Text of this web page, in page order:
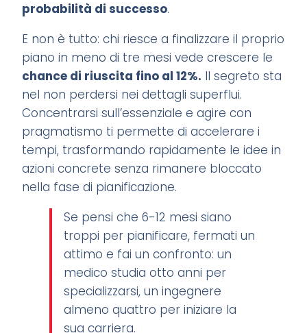
probabilità di successo.
E non è tutto: chi riesce a finalizzare il proprio
piano in meno di tre mesi vede crescere le
chance di riuscita fino al 12%. Il segreto sta
nel non perdersi nei dettagli superflui.
Concentrarsi sull’essenziale e agire con
pragmatismo ti permette di accelerare i
tempi, trasformando rapidamente le idee in
azioni concrete senza rimanere bloccato
nella fase di pianificazione.
Se pensi che 6-12 mesi siano
troppi per pianificare, fermati un
attimo e fai un confronto: un
medico studia otto anni per
specializzarsi, un ingegnere
almeno quattro per iniziare la
sua carriera.